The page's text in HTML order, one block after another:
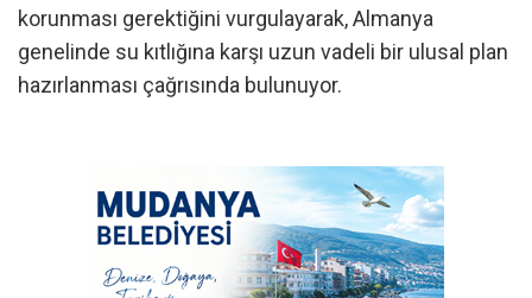
korunması gerektiğini vurgulayarak, Almanya
genelinde su kıtlığına karşı uzun vadeli bir ulusal plan
hazırlanması çağrısında bulunuyor.